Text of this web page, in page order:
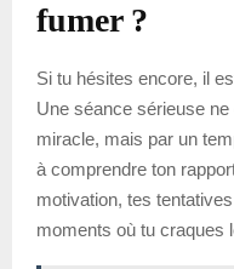
fumer ?
Si tu hésites encore, il
Une séance sérieuse
miracle, mais par un
à comprendre ton
motivation, tes
moments où tu craques